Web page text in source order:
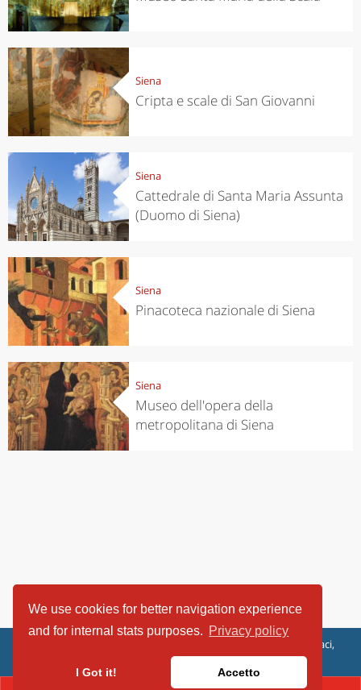
We use cookies for better navigation experience
and for internal stats purposes. Privacy policy
I Got it! Accetto
Siena
Cripta e scale di San Giovanni
Siena
Cattedrale di Santa Maria Assunta
(Duomo di Siena)
Siena
Pinacoteca nazionale di Siena
Siena
Museo dell'opera della
metropolitana di Siena
ViaggiArt - © 2013-2026 Altrama Italia SRL | Piazza Caduti di Capaci,
6/C - 87100 Cosenza, Italia - P.IVA 03321690780